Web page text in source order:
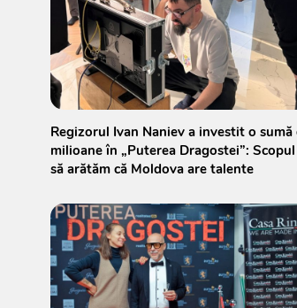
Regizorul Ivan Naniev a investit o sumă
milioane în „Puterea Dragostei”:
să arătăm că Moldova are talente